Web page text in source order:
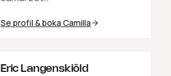
Se profil & boka Camilla
Eric Langenskiöld